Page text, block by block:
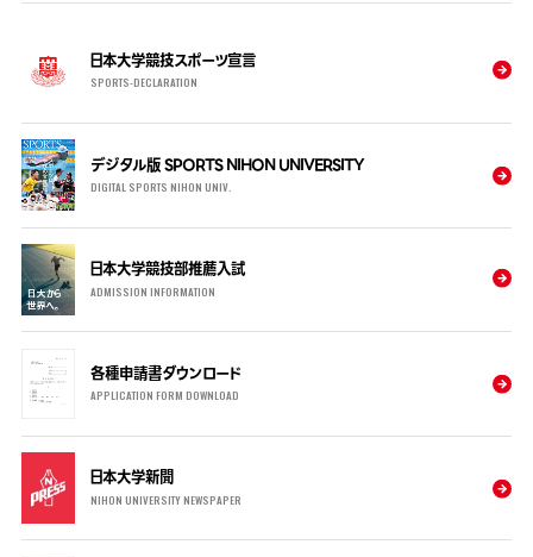
日本大学競技スポーツ宣言
SPORTS-DECLARATION
デジタル版 SPORTS NIHON UNIVERSITY
DIGITAL SPORTS NIHON UNIV.
日本大学競技部推薦入試
ADMISSION INFORMATION
各種申請書ダウンロード
APPLICATION FORM DOWNLOAD
日本大学新聞
NIHON UNIVERSITY NEWSPAPER